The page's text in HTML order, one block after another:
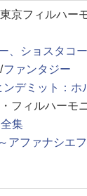
京フィルハー
、ショスタコ
ファンタジー
ンデミット：ホ
フィルハーモ
集
アファナシエ